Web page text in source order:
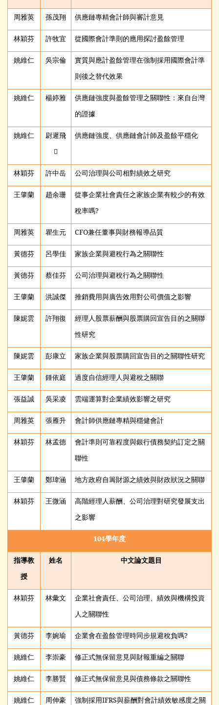
周雅英 孫茂翔 供應鏈專精會計師與審計意見
林穎芬 許牧宜 從國際會計準則的應用探討盈餘管理
姚維仁 吳宗倫
實質與應計盈餘管理在強制採用國際會計準
則後之替代效果
姚維仁 楊婷雅
供應鏈強度與盈餘管理之關聯性：來自台灣
的證據
姚維仁
尉遲飛

供應鏈強度、供應鏈會計師及盈餘平穩化
林穎芬 許中岳 公司治理與公司相對績效之研究
王肇蘭 趙余珊
從事企業社會責任之家族企業有較少的有效
稅率嗎?
周雅英 瞿生元 CFO兼任董事與財務報導品質
黃德芬 呂學佳 家族企業與避稅行為之關聯性
黃德芬 蔡佳芬 公司治理與避稅行為之關聯性
王肇蘭 洪誠傑 推銷費用與廣告效用對公司價值之影響
陳妮雲 許翔復
經理人股票薪酬與股票購回宣告目的之關聯
性研究
陳妮雲 彭康立 家族企業與股票購回宣告目的之關聯性研究
王肇蘭 鍾依庭 過度自信經理人與避稅之關聯
張益誠 吳采凌 雲端運算對企業績效影響之研究
周雅英 張雁升 會計師供應鏈專精與穩健會計
林穎芬 林孟德
會計準則可靠程度與銀行債務契約訂定之關
聯性
王肇蘭 鄭瑋涵 地方政府自籌財源之績效與財政狀況之關聯
林穎芬 王微涵
高階經理人薪酬、公司治理對研究發展支出
之影響
104學年度
指導教
授
姓名 中文論文題目
林穎芬 林彙文
企業社會責任、公司治理、績效與機構投資
人之關聯性
黃德芬 李婉瑜 企業會在盈餘管理時同步規避稅負嗎?
姚維仁 李崇豪 修正式無保留意見與財報重編之關聯
姚維仁 李勝賢 修正式無保留意見與債務條款之關聯性
姚維仁 周伸豪
強制採用IFRS與薪酬對會計績效敏感度之關